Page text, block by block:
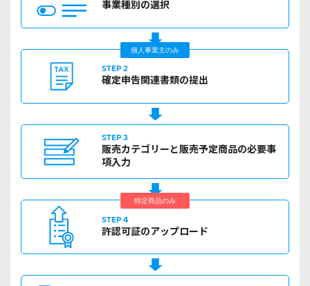
事業種別の選択
個人事業主のみ
STEP 2
確定申告 関連書類の提出
STEP 3
販売カテゴリーと 販売予定商品の必要事
項入力
特定商品のみ
STEP 4
許認可証のアップロード